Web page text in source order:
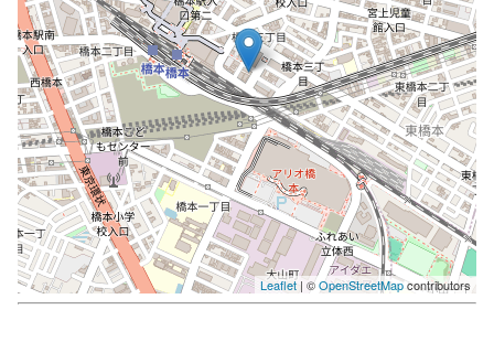
Leaflet| ©OpenStreetMapcontributors